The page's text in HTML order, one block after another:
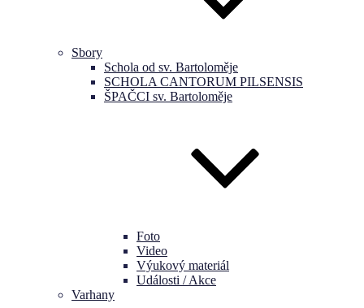
Sbory
Schola od sv. Bartoloměje
SCHOLA CANTORUM PILSENSIS
ŠPAČCI sv. Bartoloměje
Foto
Video
Výukový materiál
Události / Akce
Varhany